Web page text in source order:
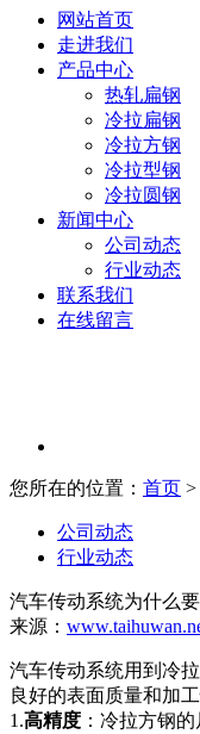
网站首页
走进我们
产品中心
热轧扁钢
冷拉扁钢
冷拉方钢
冷拉型钢
冷拉圆钢
新闻中心
公司动态
行业动态
联系我们
在线留言
您所在的位置： 首页 >
公司动态
行业动态
汽车传动系统为什么
来源：
汽车传动系统用到冷
良好的表面质量和加
1.高精度 ：冷拉方钢